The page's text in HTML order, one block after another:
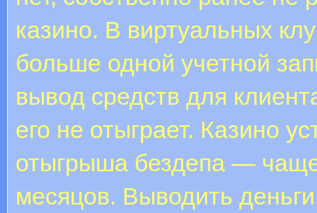
казино. В виртуальных
больше одной учетной
вывод средств для
его не отыграет. Казино
отыгрыша бездепа —
месяцов. Выводить